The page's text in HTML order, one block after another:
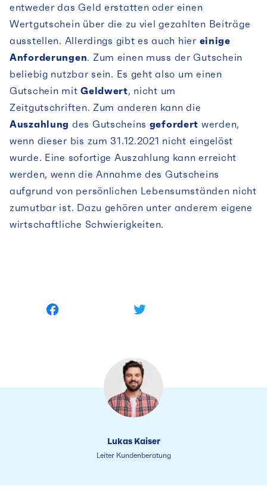
entweder das Geld erstatten oder einen
Wertgutschein über die zu viel gezahlten Beiträge
ausstellen. Allerdings gibt es auch hier einige
Anforderungen. Zum einen muss der Gutschein
beliebig nutzbar sein. Es geht also um einen
Gutschein mitGeldwert, nicht um
Zeitgutschriften. Zum anderen kann die
Auszahlung des Gutscheins gefordert werden,
wenn dieser bis zum 31.12.2021 nicht eingelöst
wurde. Eine sofortige Auszahlung kann erreicht
werden, wenn die Annahme des Gutscheins
aufgrund von persönlichen Lebensumständen nicht
zumutbar ist. Dazu gehören unter anderem eigene
wirtschaftliche Schwierigkeiten.
Lukas Kaiser
Leiter Kundenberatung